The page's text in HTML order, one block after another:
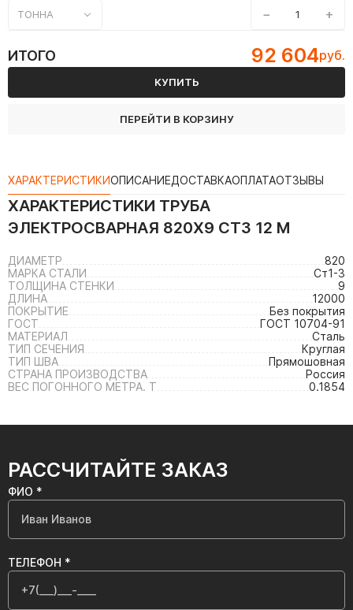
ТОННА − +
ИТОГО 92 604руб.
КУПИТЬ
ПЕРЕЙТИ В КОРЗИНУ
ХАРАКТЕРИСТИКИОПИСАНИЕДОСТАВКАОПЛАТАОТЗЫВЫ
ХАРАКТЕРИСТИКИ ТРУБА
ЭЛЕКТРОСВАРНАЯ 820Х9 СТ3 12 М
ДИАМЕТР
820
МАРКА СТАЛИ
Ст1-3
ТОЛЩИНА СТЕНКИ
9
ДЛИНА
12000
ПОКРЫТИЕ
Без покрытия
ГОСТ
ГОСТ 10704-91
МАТЕРИАЛ
Сталь
ТИП СЕЧЕНИЯ
Круглая
ТИП ШВА
Прямошовная
СТРАНА ПРОИЗВОДСТВА
Россия
ВЕС ПОГОННОГО МЕТРА. Т
0.1854
РАССЧИТАЙТЕ ЗАКАЗ
ФИО *
ТЕЛЕФОН *